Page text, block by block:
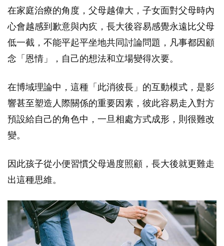
在家庭治療的角度，父母越偉大，子女面對父母時內
心會越感到歉意與內疚，長大後容易感覺永遠比父母
低一截，不能平起平坐地共同討論問題，凡事都因顧
念「恩情」，自己的想法和立場變得次要。
在博域理論中，這種「此消彼長」的互動模式，是影
響甚至塑造人際關係的重要因素，彼此容易走入對方
預設給自己的角色中，一旦相處方式成形，則很難改
變。
因此孩子從小便習慣父母過度照顧，長大後就更難走
出這種思維。